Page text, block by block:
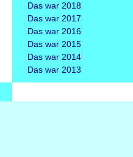
Das war 2018
Das war 2017
Das war 2016
Das war 2015
Das war 2014
Das war 2013